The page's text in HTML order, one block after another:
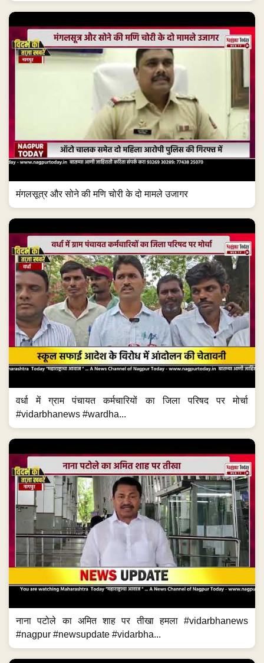
मंगलसूत्र और सोने की मणि चोरी के दो मामले उजागर
वर्धा में ग्राम पंचायत कर्मचारियों का जिला परिषद पर मोर्चा
#vidarbhanews #wardha...
नाना पटोले का अमित शाह पर तीखा हमला #vidarbhanews
#nagpur #newsupdate #vidarbha...